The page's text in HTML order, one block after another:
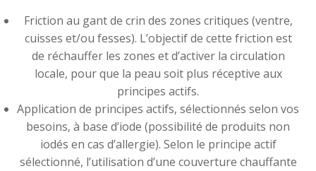
Friction au gant de crin des zones critiques (ventre,
cuisses et/ou fesses). L’objectif de cette friction est
de réchauffer les zones et d’activer la circulation
locale, pour que la peau soit plus réceptive aux
principes actifs.
Application de principes actifs, sélectionnés selon vos
besoins, à base d’iode (possibilité de produits non
iodés en cas d’allergie). Selon le principe actif
sélectionné, l’utilisation d’une couverture chauffante